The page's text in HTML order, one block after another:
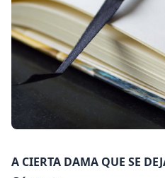
A CIERTA DAMA QUE SE